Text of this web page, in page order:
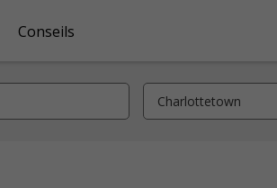
Conseils